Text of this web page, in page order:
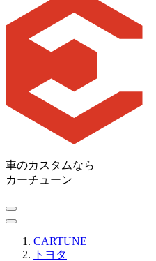
車のカスタムなら
カーチューン
CARTUNE
トヨタ